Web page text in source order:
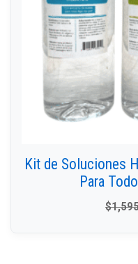
Kit de Soluciones
Para
$